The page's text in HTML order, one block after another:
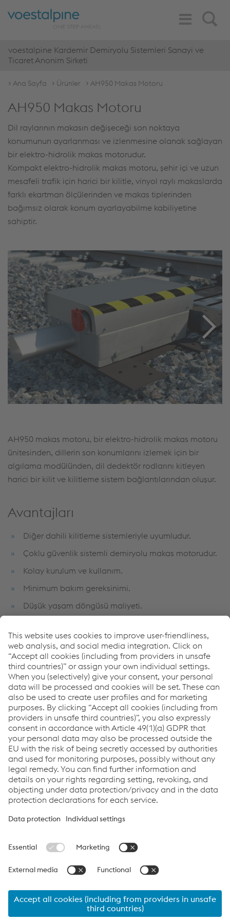
Search
Toggle
Navigation
voestalpine Kardemir Demiryolu Sistemleri Sanayi ve
Ticaret Anonim Sirketi
Ana Sayfa Ürünler AH950 Makas Motoru
AH950 Makas Motoru
Dil raylarının makasın değişeceği son noktaya
konumunun ayarlanması ve izlenmesine olanak sağlayan
bir elektro-hidrolik makas motorudur.
Kompakt elektro-hidrolik makas motoru, şehir içi ve uzun
mesafeli trafik için harici bir kilitle, vinyol raylı makaslarda
farklı ekartman ölçülerinden ve makas tiplerinden
bağımsız olarak konum ayarlayabilme kabiliyetine
sahiptir.
AH950 makas motoru, bir elektro-hidrolik makas motoru
ünitesinden, dillerin son konumlarını izlemek için bir
algılama modülünden, dil dedektör rodlarını kitleyen
harici bir kilit ve kilitleme sistem bağlantılarından oluşur.
Avantajları
Diğer dahili kilitleme sistemleriyle uyumludur.
Çoklu güvenlik sistemli demiryolu makas motorudur.
Kolay kurulum ve kullanım.
Minimum bakım gereksinimi.
Düşük yaşam döngüsü maliyeti.
Benzer makas motorlarıyla birebir değiştirilebilir.
Zorlu çevre koşullarına karşın maksimum güvenlik,
güvenilirlik ve kullanılabilirlik.
Bütün makas tipleri ve çeşitli kilitleme sistemleriyle
kullanılabilir.
BMVIT, EBA ve NKH tarafından onaylanmış bir
sistemdir.
Links
Ürünler
Hizmetler
Kariyer
Veri Koruma
Cookie settings
Language